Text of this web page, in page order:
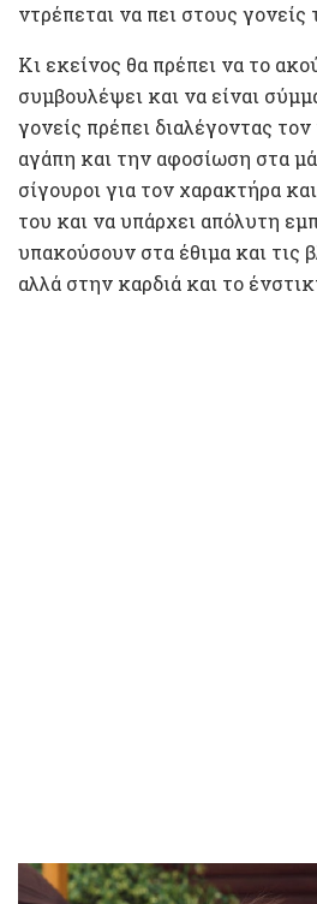
ντρέπεται να πει στους γονείς
Κι εκείνος θα πρέπει να το
συμβουλέψει και να είναι
γονείς πρέπει διαλέγοντας
αγάπη και την αφοσίωση στα
σίγουροι για τον χαρακτήρα
του και να υπάρχει απόλυτη
υπακούσουν στα έθιμα και τις
αλλά στην καρδιά και το